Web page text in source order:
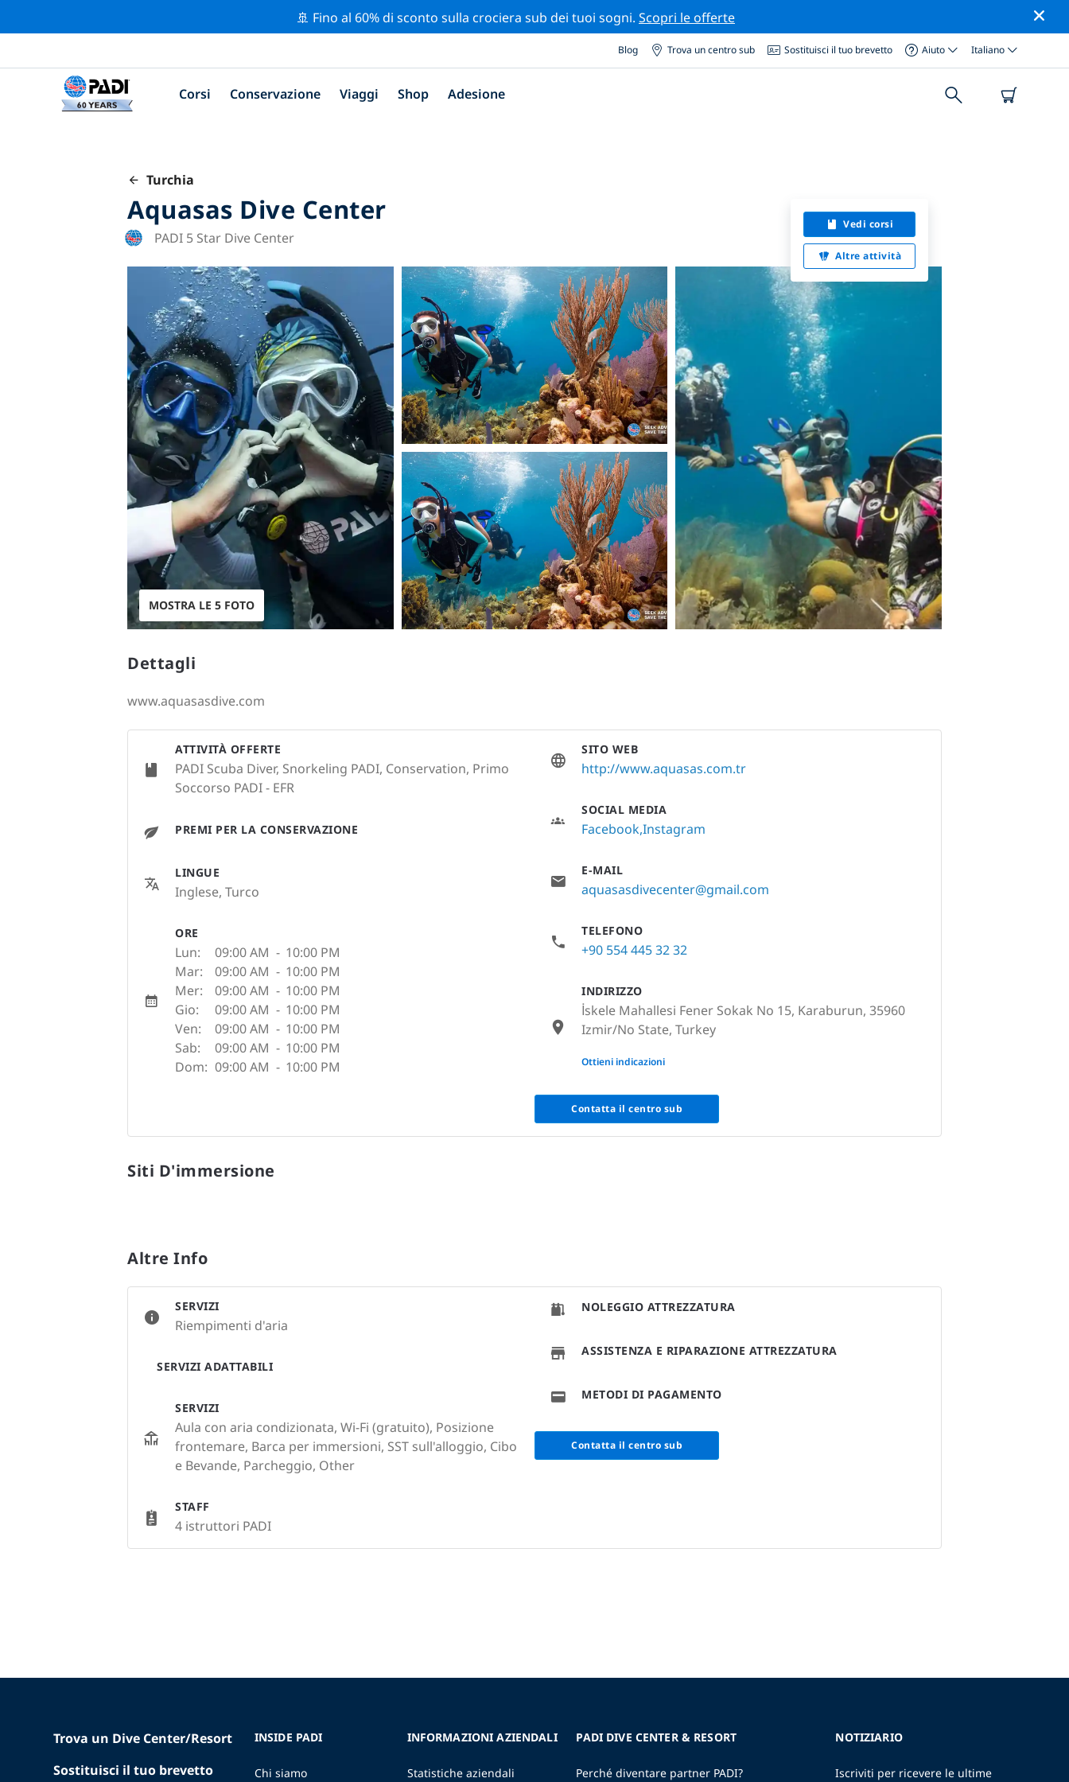
🚢 Fino al 60% di sconto sulla crociera sub dei tuoi sogni. Scopri le offerte
Blog Trova un centro sub Sostituisci il tuo brevetto Aiuto Italiano
Corsi Conservazione Viaggi Shop Adesione
Turchia
Aquasas Dive Center
PADI 5 Star Dive Center
Vedi corsi
Altre attività
MOSTRA LE 5 FOTO
Dettagli
www.aquasasdive.com
ATTIVITÀ OFFERTE
PADI Scuba Diver, Snorkeling PADI, Conservation, Primo
Soccorso PADI - EFR
PREMI PER LA CONSERVAZIONE
LINGUE
Inglese, Turco
ORE
Lun: 09:00 AM - 10:00 PM
Mar:
09:00 AM - 10:00 PM
Mer:
09:00 AM - 10:00 PM
Gio:
09:00 AM - 10:00 PM
Ven:
09:00 AM - 10:00 PM
Sab:
09:00 AM - 10:00 PM
Dom: 09:00 AM - 10:00 PM
SITO WEB
http://www.aquasas.com.tr
SOCIAL MEDIA
FacebookInstagram
E-MAIL
aquasasdivecenter@gmail.com
TELEFONO
+90 554 445 32 32
INDIRIZZO
İskele Mahallesi Fener Sokak No 15, Karaburun, 35960
Izmir/No State, Turkey
None
Ottieni indicazioni
Contatta il centro sub
Siti D'immersione
Altre Info
SERVIZI
Riempimenti d'aria
SERVIZI ADATTABILI
SERVIZI
Aula con aria condizionata, Wi-Fi (gratuito), Posizione
frontemare, Barca per immersioni, SST sull'alloggio, Cibo
e Bevande, Parcheggio, Other
STAFF
4 istruttori PADI
NOLEGGIO ATTREZZATURA
ASSISTENZA E RIPARAZIONE ATTREZZATURA
METODI DI PAGAMENTO
Contatta il centro sub
Trova un Dive Center/Resort
Sostituisci il tuo brevetto
INSIDE PADI
Chi siamo
INFORMAZIONI AZIENDALI
Statistiche aziendali
PADI DIVE CENTER & RESORT
Perché diventare partner PADI?
NOTIZIARIO
Iscriviti per ricevere le ultime